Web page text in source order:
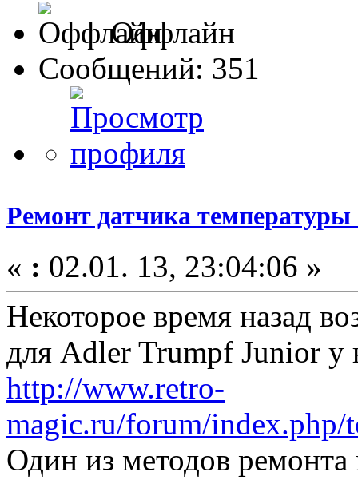
Оффлайн
Сообщений: 351
Ремонт датчика
« : 02.01. 13, 23:04:06 »
Некоторое время назад
для Adler Trumpf Junior у
http://www.retro-
magic.ru/forum/
Один из методов